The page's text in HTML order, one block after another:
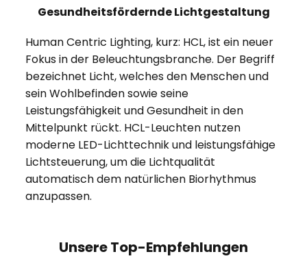
Gesundheitsfördernde Lichtgestaltung
Human Centric Lighting, kurz: HCL, ist ein neuer
Fokus in der Beleuchtungsbranche. Der Begriff
bezeichnet Licht, welches den Menschen und
sein Wohlbefinden sowie seine
Leistungsfähigkeit und Gesundheit in den
Mittelpunkt rückt. HCL-Leuchten nutzen
moderne LED-Lichttechnik und leistungsfähige
Lichtsteuerung, um die Lichtqualität
automatisch dem natürlichen Biorhythmus
anzupassen.
Unsere Top-Empfehlungen